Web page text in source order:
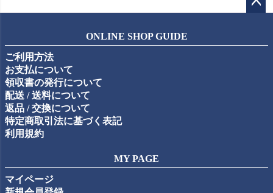
ップ
ONLINE SHOP GUIDE
ご利用方法
お支払について
領収書の発行について
配送 / 送料について
返品 / 交換について
特定商取引法に基づく表記
利用規約
MY PAGE
マイページ